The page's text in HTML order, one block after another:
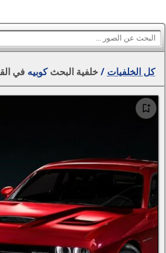
كل الخلفيات /خلفية البحثكوبيه في